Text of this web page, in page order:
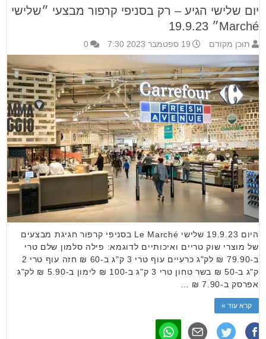
יום שלישי הגיע – רק בסניפי קרפור מבצעי ״שלישי
Marché״ 19.9.23
תוכן מקודם 19 ספטמבר 2023 7:30 0
היום 19.9.23 שלישי Le Marché בסניפי קרפור חגיגת מבצעים
של מוצרי שוק טריים ואיכותיים לדוגמא: פילה סלמון שלם טרי
ב-79.90 ₪ לק"ג כרעיים עוף טרי 3 ק"ג ב-60 ₪ חזה עוף טרי 2
ק"ג ב-50 ₪ בשר טחון טרי 3 ק"ג ב-100 ₪ לימון ב-5.90 ₪ לק"ג
אפרסק ב-7.90 ₪ …
קרא עוד »